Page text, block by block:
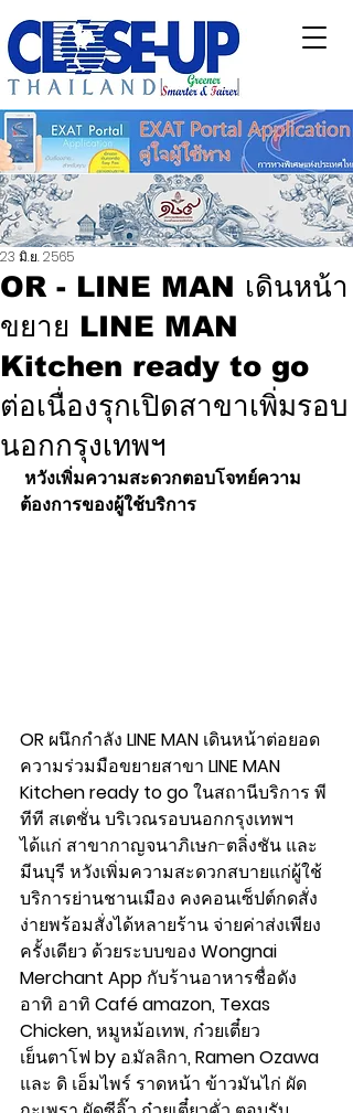
OR - LINE MAN เดินหน้า
ขยาย LINE MAN
Kitchen ready to go
ต่อเนื่องรุกเปิดสาขาเพิ่มรอบ
นอกกรุงเทพฯ
23 มิ.ย. 2565
ต้องการของผู้ใช้บริการ
OR ผนึกกำลัง LINE MAN เดินหน้าต่อยอด
ความร่วมมือขยายสาขา LINE MAN
Kitchen ready to go ในสถานีบริการ พี
ทีที สเตชั่น บริเวณรอบนอกกรุงเทพฯ
ได้แก่ สาขากาญจนาภิเษก-ตลิ่งชัน และ
มีนบุรี หวังเพิ่มความสะดวกสบายแก่ผู้ใช้
บริการย่านชานเมือง คงคอนเซ็ปต์กดสั่ง
ง่ายพร้อมสั่งได้หลายร้าน จ่ายค่าส่งเพียง
ครั้งเดียว ด้วยระบบของ Wongnai
Merchant App กับร้านอาหารชื่อดัง
อาทิ อาทิ Café amazon, Texas
Chicken, หมูหม้อเทพ, ก๋วยเตี๋ยว
เย็นตาโฟ by อ.มัลลิกา, Ramen Ozawa
และ ดิ เอ็มไพร์ ราดหน้า ข้าวมันไก่ ผัด